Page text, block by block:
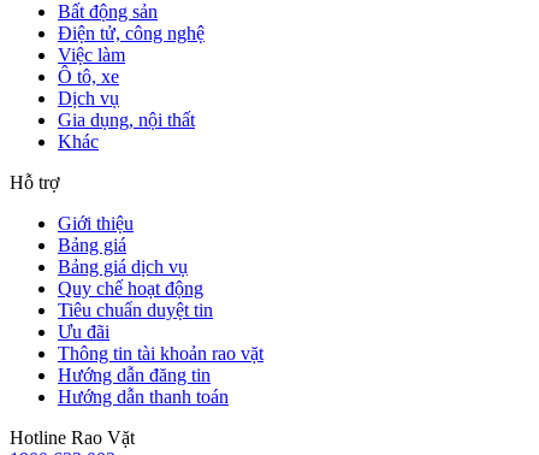
Bất động sản
Điện tử, công nghệ
Việc làm
Ô tô, xe
Dịch vụ
Gia dụng, nội thất
Khác
Hỗ trợ
Giới thiệu
Bảng giá
Bảng giá dịch vụ
Quy chế hoạt động
Tiêu chuẩn duyệt tin
Ưu đãi
Thông tin tài khoản rao vặt
Hướng dẫn đăng tin
Hướng dẫn thanh toán
Hotline Rao Vặt